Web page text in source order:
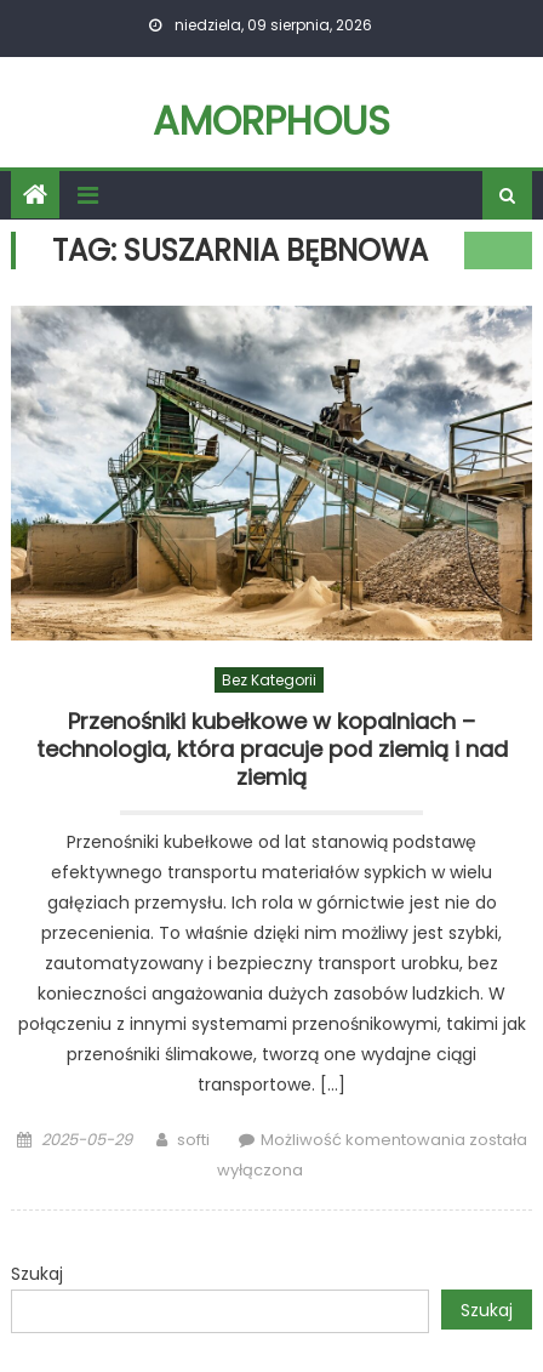
niedziela, 09 sierpnia, 2026
AMORPHOUS
TAG: SUSZARNIA BĘBNOWA
Bez Kategorii
Przenośniki kubełkowe w kopalniach –
technologia, która pracuje pod ziemią i nad
ziemią
Przenośniki kubełkowe od lat stanowią podstawę
efektywnego transportu materiałów sypkich w wielu
gałęziach przemysłu. Ich rola w górnictwie jest nie do
przecenienia. To właśnie dzięki nim możliwy jest szybki,
zautomatyzowany i bezpieczny transport urobku, bez
konieczności angażowania dużych zasobów ludzkich. W
połączeniu z innymi systemami przenośnikowymi, takimi jak
przenośniki ślimakowe, tworzą one wydajne ciągi
transportowe. […]
Posted
2025-05-29 Author
softi Możliwość komentowania
która
pracuje
została
wyłączona
Szukaj
Szukaj